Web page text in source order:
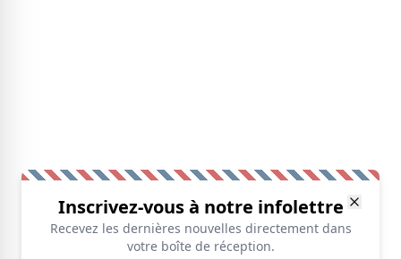
Inscrivez-vous à notre infolettre
Recevez les dernières nouvelles directement dans
votre boîte de réception.